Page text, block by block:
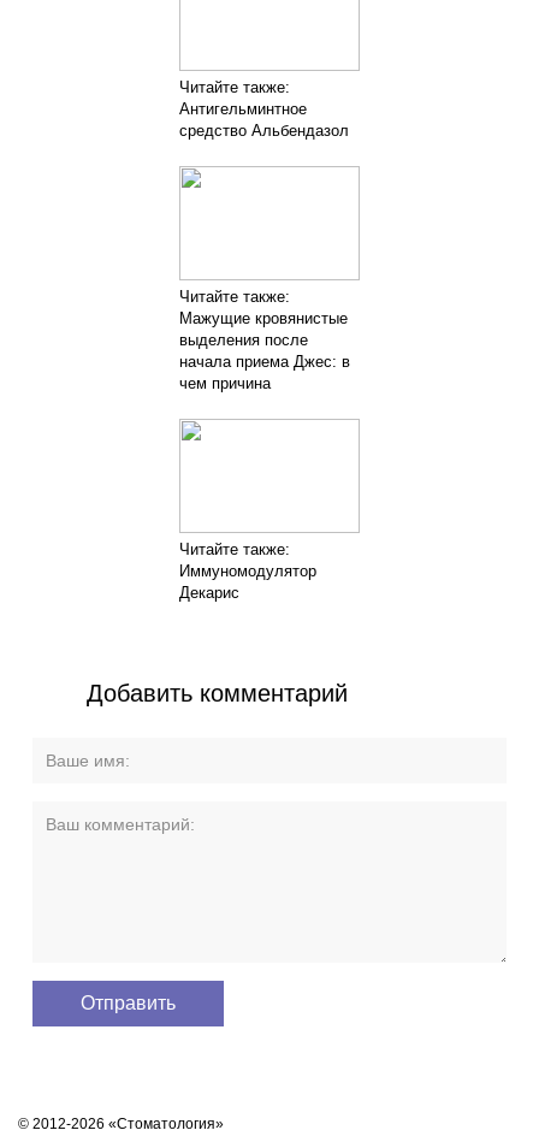
Читайте также:
Антигельминтное
средство Альбендазол
Читайте также:
Мажущие кровянистые
выделения после
начала приема Джес: в
чем причина
Читайте также:
Иммуномодулятор
Декарис
Добавить комментарий
© 2012-2026 «Стоматология»